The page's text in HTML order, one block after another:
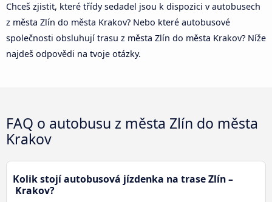
Chceš zjistit, které třídy sedadel jsou k dispozici v autobusech
z města Zlín do města Krakov? Nebo které autobusové
společnosti obsluhují trasu z města Zlín do města Krakov? Níže
najdeš odpovědi na tvoje otázky.
FAQ o autobusu z města Zlín do města
Krakov
Kolik stojí autobusová jízdenka na trase Zlín –
Krakov?